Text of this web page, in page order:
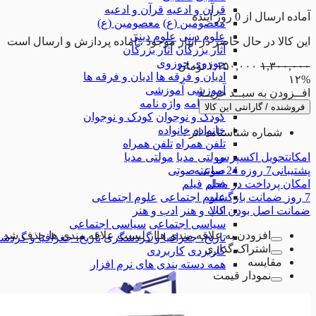
قرآن و ادعیه قرآن و ادعیه
معصومین (ع) معصومین (ع)
علوم دینی علوم دینی
آثار بزرگان آثار بزرگان
حوزوی حوزوی
ادیان و فرقه ها ادیان و فرقه ها
آموزشی آموزشی
واژه نامه واژه نامه
کودک و نوجوان کودک و نوجوان
خانواده خانواده
تلفن همراه تلفن همراه
مولتی مدیا مولتی مدیا
صوتی صوتی
فیلم فیلم
علوم اجتماعی علوم اجتماعی
ادب و هنر
ادب و هنر
سیاسی اجتماعی سیاسی اجتماعی
تاریخ، جغرافیا و گردشگری تاریخ، جغرافیا و
کاربردی کاربردی
همه دسته بندی های نرم افزار
آماده ارسال از 0 روز آینده
این کالا در حال حاضر در انبار موجود ، آماده پردازش و ارسال است
۱,۳۰۰,۰۰۰ ۱,۱۵۰,۰۰۰ تومان
۱۲%
افــزودن به سبــد خریــد
فروشنده / گارانتی این کالا
شماره شناسنامه اثر :
امکانتحویل اکسپرس
پشتیبانی7 روزه 24 ساعته
امکان پرداخت در محل
7 روز
ضمانت بازگشت
ضمانت اصل بودن کالا
افزودن به علاقه مندی هااز لیست علاقه مندی ها حذف شد
اشتراک گذاری
مقایسه
نمودار قیمت